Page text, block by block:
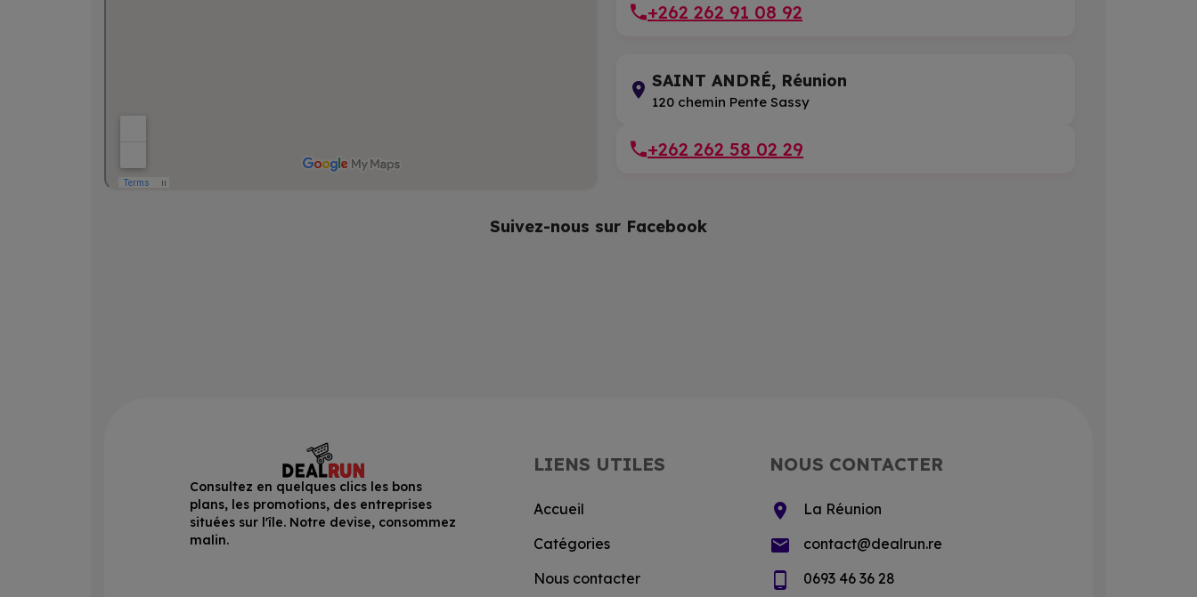
+262 262 91 08 92
SAINT ANDRÉ, Réunion
120 chemin Pente Sassy
+262 262 58 02 29
Suivez-nous sur Facebook
Consultez en quelques clics les bons
plans, les promotions, des entreprises
situées sur l'île. Notre devise, consommez
malin.
LIENS UTILES
Accueil
Catégories
Nous contacter
NOUS CONTACTER
location_on La Réunion
email contact@dealrun.re
phone_android 0693 46 36 28